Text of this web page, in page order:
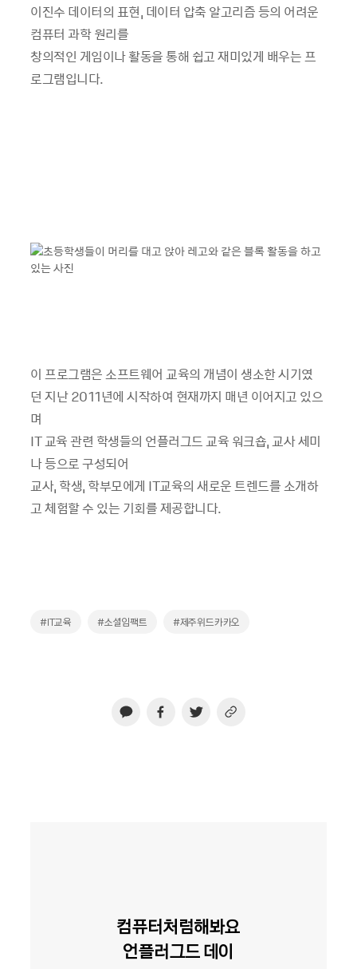
이진수 데이터의 표현, 데이터 압축 알고리즘 등의 어려운
컴퓨터 과학 원리를
창의적인 게임이나 활동을 통해 쉽고 재미있게 배우는 프
로그램입니다.
이 프로그램은 소프트웨어 교육의 개념이 생소한 시기였
던 지난 2011년에 시작하여 현재까지 매년 이어지고 있으
며
IT 교육 관련 학생들의 언플러그드 교육 워크숍, 교사 세미
나 등으로 구성되어
교사, 학생, 학부모에게 IT교육의 새로운 트렌드를 소개하
고 체험할 수 있는 기회를 제공합니다.
#IT교육 #소셜임팩트 #제주위드카카오
컴퓨터처럼해봐요
언플러그드 데이